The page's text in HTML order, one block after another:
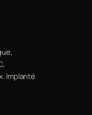
Implanté